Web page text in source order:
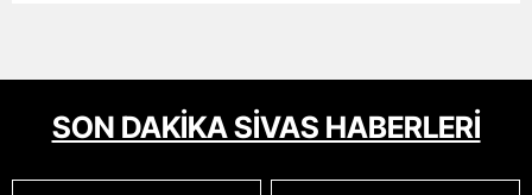
SON DAKİKA SİVAS HABERLERİ